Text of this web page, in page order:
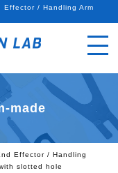
Effector / Handling Arm
made
Effector / Handling
slotted hole